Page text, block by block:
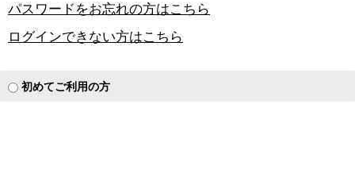
パスワードをお忘れの方はこちら
ログインできない方はこちら
初めてご利用の方